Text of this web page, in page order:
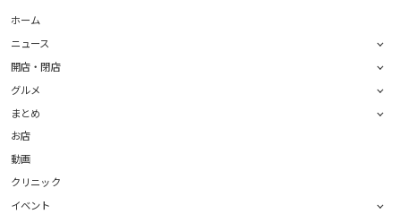
ホーム
ニュース
開店・閉店
グルメ
まとめ
お店
動画
クリニック
イベント